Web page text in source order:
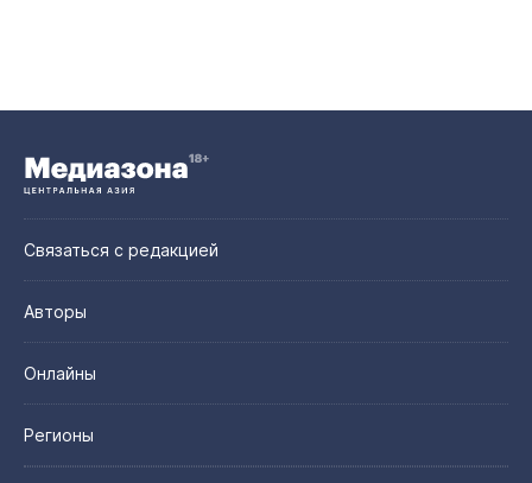
Связаться с редакцией
Авторы
Онлайны
Регионы